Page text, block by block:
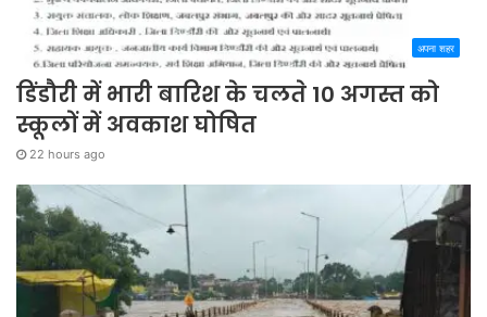
अपना शहर
डिंडौरी में भारी बारिश के चलते 10 अगस्त को
स्कूलों में अवकाश घोषित
22 hours ago